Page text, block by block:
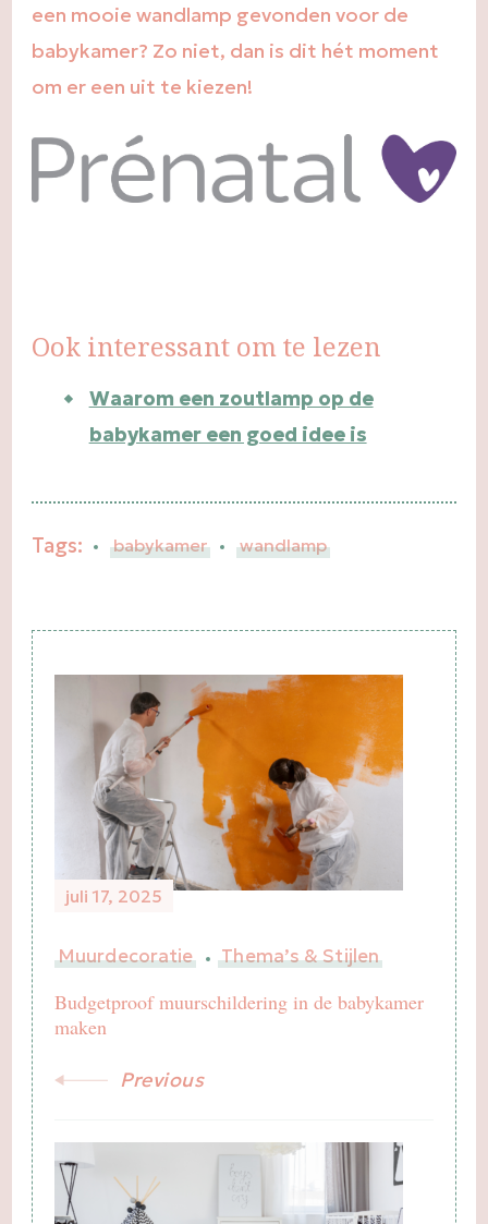
een mooie wandlamp gevonden voor de
babykamer? Zo niet, dan is dit hét moment
om er een uit te kiezen!
Ook interessant om te lezen
Waarom een zoutlamp op de
babykamer een goed idee is
Tags: babykamer wandlamp
Post
Navigation
juli 17, 2025
Muurdecoratie Thema’s & Stijlen
Budgetproof muurschildering in de babykamer
maken
Previous